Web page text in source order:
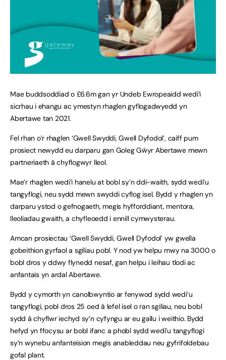
Mae buddsoddiad o £6.6m gan yr Undeb Ewropeaidd wedi’i
sicrhau i ehangu ac ymestyn rhaglen gyflogadwyedd yn
Abertawe tan 2021.
Fel rhan o’r rhaglen ‘Gwell Swyddi, Gwell Dyfodol’, caiff pum
prosiect newydd eu darparu gan Goleg Gŵyr Abertawe mewn
partneriaeth â chyflogwyr lleol.
Mae’r rhaglen wedi’i hanelu at bobl sy’n ddi-waith, sydd wedi’u
tangyflogi, neu sydd mewn swyddi cyflog isel. Bydd y rhaglen yn
darparu ystod o gefnogaeth, megis hyfforddiant, mentora,
lleoliadau gwaith, a chyfleoedd i ennill cymwysterau.
Amcan prosiectau ‘Gwell Swyddi, Gwell Dyfodol’ yw gwella
gobeithion gyrfaol a sgiliau pobl. Y nod yw helpu mwy na 3000 o
bobl dros y ddwy flynedd nesaf, gan helpu i leihau tlodi ac
anfantais yn ardal Abertawe.
Bydd y cymorth yn canolbwyntio ar fenywod sydd wedi’u
tangyflogi, pobl dros 25 oed â lefel isel o ran sgiliau, neu bobl
sydd â chyflwr iechyd sy’n cyfyngu ar eu gallu i weithio. Bydd
hefyd yn ffocysu ar bobl ifanc a phobl sydd wedi’u tangyflogi
sy’n wynebu anfanteision megis anableddau neu gyfrifoldebau
gofal plant.